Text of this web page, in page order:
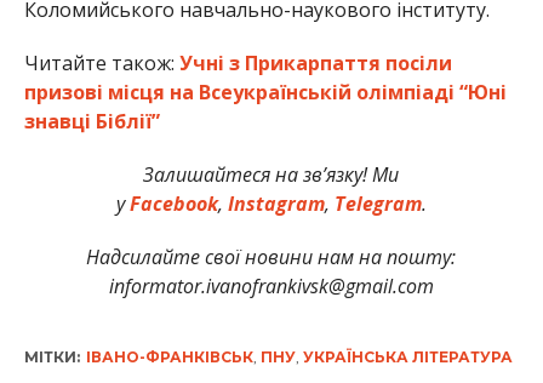
Коломийського навчально-наукового інституту.
Читайте також: Учні з Прикарпаття посіли
призові місця на Всеукраїнській олімпіаді “Юні
знавці Біблії”
Залишайтеся на зв’язку! Ми
уFacebook, Instagram, Telegram.
Надсилайте свої новини нам на пошту:
informator.ivanofrankivsk@gmail.com
МІТКИ: ІВАНО-ФРАНКІВСЬК, ПНУ, УКРАЇНСЬКА ЛІТЕРАТУРА